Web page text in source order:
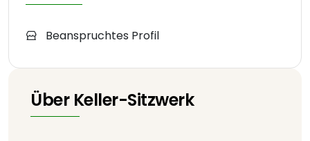
Beanspruchtes Profil
Über Keller-Sitzwerk